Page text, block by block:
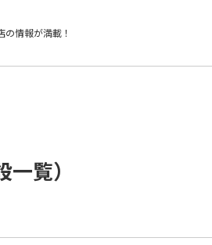
の情報が満載！
覧）